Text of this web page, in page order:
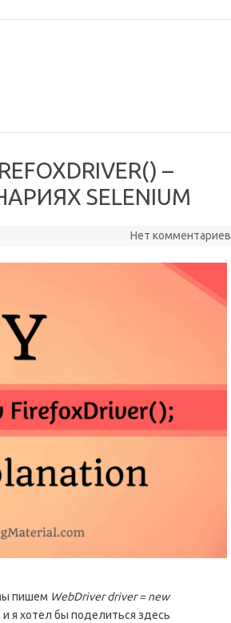
–
SELENIUM
Нет комментариев
пишем WebDriver driver = new
я хотел бы поделиться здесь